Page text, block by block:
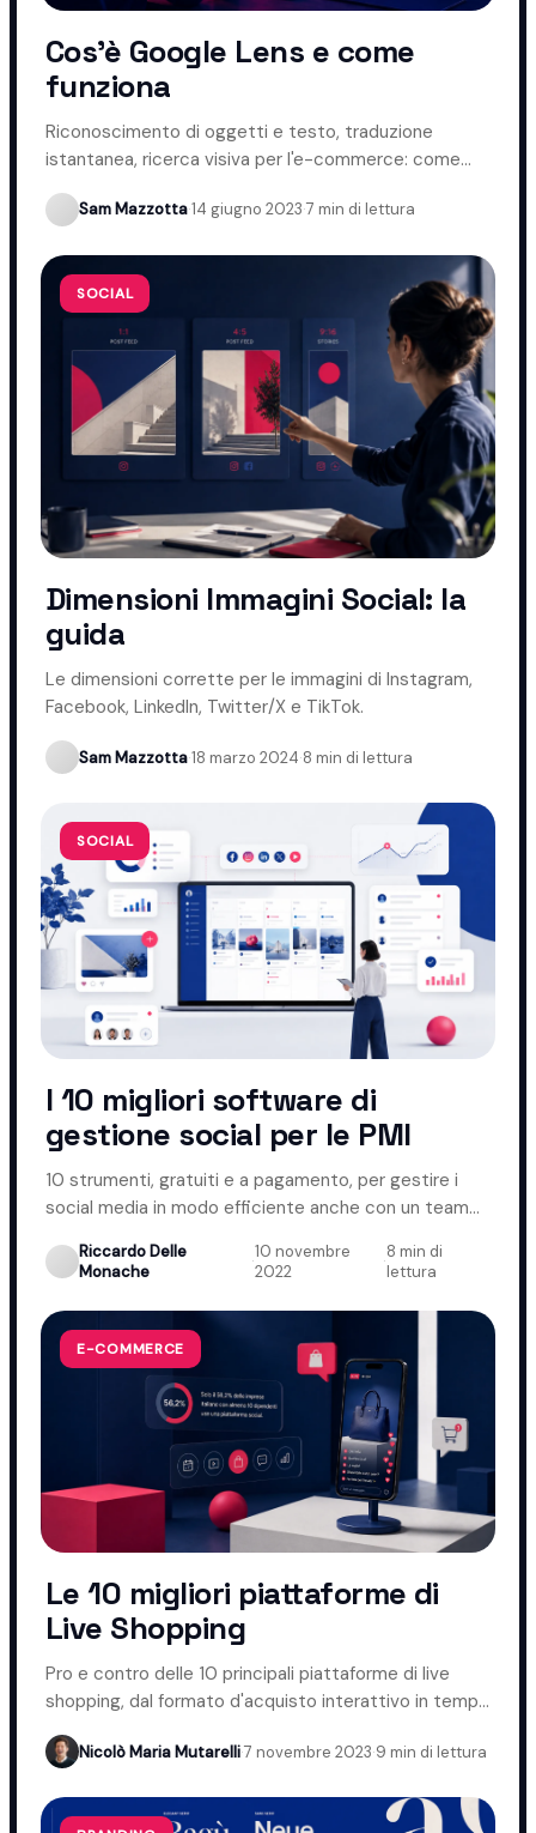
Cos'è Google Lens e come
funziona
Riconoscimento di oggetti e testo, traduzione
istantanea, ricerca visiva per l'e-commerce: come
Sam Mazzotta·14 giugno 2023·7 min di lettura
SOCIAL
Dimensioni Immagini Social: la
guida
Le dimensioni corrette per le immagini di Instagram,
Facebook, LinkedIn, Twitter/X e TikTok.
Sam Mazzotta·18 marzo 2024·8 min di lettura
SOCIAL
I 10 migliori software di
gestione social per le PMI
10 strumenti, gratuiti e a pagamento, per gestire i
social media in modo efficiente anche con un team
Riccardo Delle
Monache
·10 novembre
2022
·8 min di
lettura
E-COMMERCE
Le 10 migliori piattaforme di
Live Shopping
Pro e contro delle 10 principali piattaforme di live
shopping, dal formato d'acquisto interattivo in tempo
reale.
Nicolò Maria Mutarelli·7 novembre 2023·9 min di lettura